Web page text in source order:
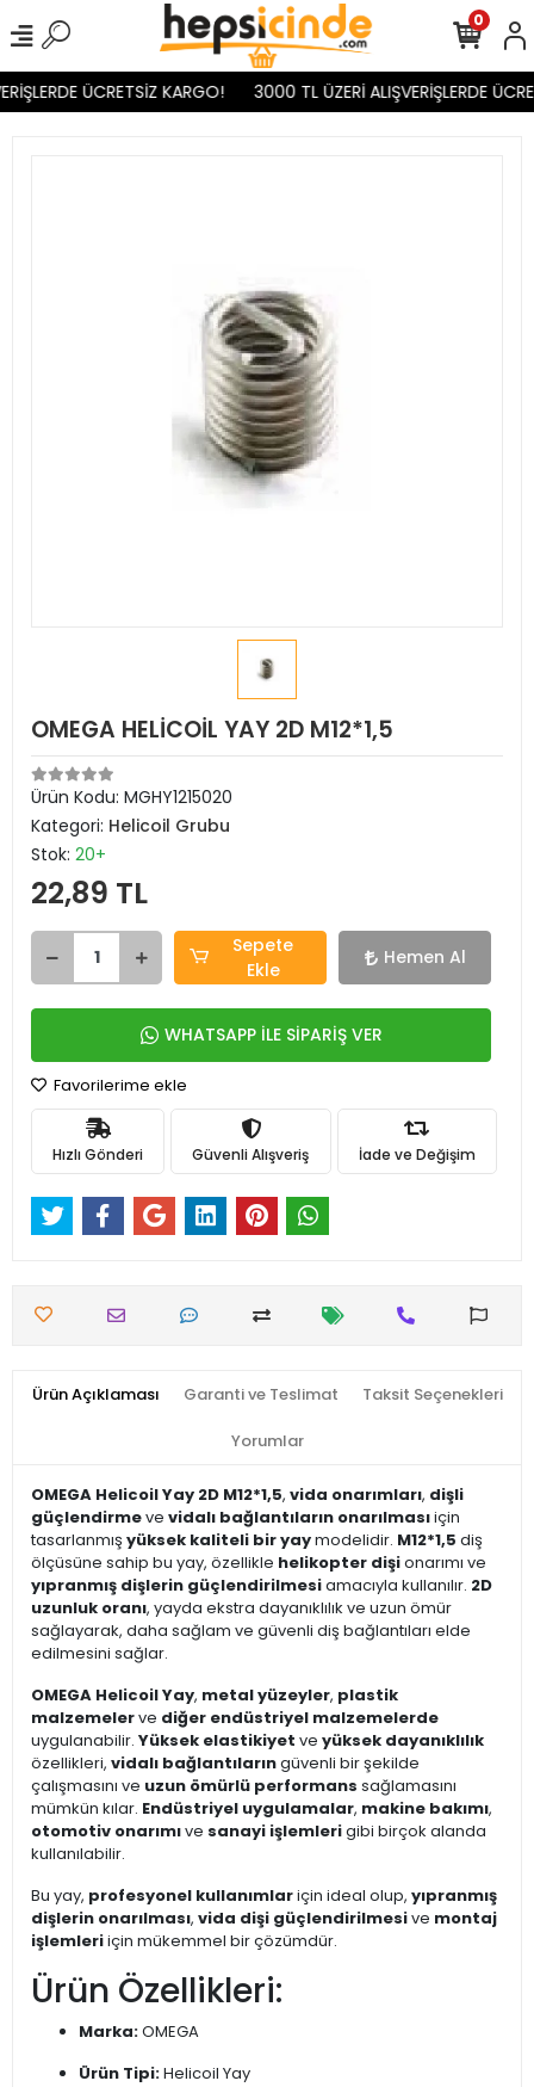
ÜCRETSİZ KARGO! 3000 TL ÜZERİ ALIŞVERİŞLERDE
0
OMEGA HELİCOİL YAY 2D M12*1,5
Ürün Kodu: MGHY1215020
Kategori: Helicoil Grubu
Stok: 20+
22,89 TL
Sepete
Ekle
Hemen Al
WHATSAPP İLE SİPARİŞ VER
Favorilerime ekle
Hızlı Gönderi Güvenli Alışveriş İade ve Değişim
Ürün Açıklaması Garanti ve Teslimat Taksit Seçenekleri
Yorumlar
OMEGA Helicoil Yay 2D M12*1,5, vida onarımları, dişli
güçlendirmeve vidalı bağlantıların onarılmasıiçin
tasarlanmış yüksek kaliteli bir yaymodelidir. M12*1,5 diş
ölçüsüne sahip bu yay, özellikle helikopter dişionarımı ve
yıpranmış dişlerin güçlendirilmesiamacıyla kullanılır. 2D
uzunluk oranı, yayda ekstra dayanıklılık ve uzun ömür
sağlayarak, daha sağlam ve güvenli diş bağlantıları elde
edilmesini sağlar.
OMEGA Helicoil Yay, metal yüzeyler, plastik
malzemelerve diğer endüstriyel malzemelerde
uygulanabilir. Yüksek elastikiyet ve yüksek dayanıklılık
özellikleri, vidalı bağlantılarıngüvenli bir şekilde
çalışmasını ve uzun ömürlü performans sağlamasını
mümkün kılar. Endüstriyel uygulamalar, makine bakımı,
otomotiv onarımıve sanayi işlemlerigibi birçok alanda
kullanılabilir.
Bu yay, profesyonel kullanımlariçin ideal olup, yıpranmış
dişlerin onarılması, vida dişi güçlendirilmesive montaj
işlemleriiçin mükemmel bir çözümdür.
Ürün Özellikleri:
Marka:OMEGA
Ürün Tipi:Helicoil Yay